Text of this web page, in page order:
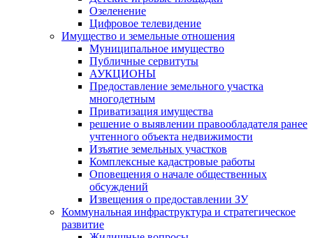
Озеленение
Цифровое телевидение
Имущество и земельные отношения
Муниципальное имущество
Публичные сервитуты
АУКЦИОНЫ
Предоставление земельного участка
многодетным
Приватизация имущества
решение о выявлении правообладателя ранее
учтенного объекта недвижимости
Изъятие земельных участков
Комплексные кадастровые работы
Оповещения о начале общественных
обсуждений
Извещения о предоставлении ЗУ
Коммунальная инфраструктура и стратегическое
развитие